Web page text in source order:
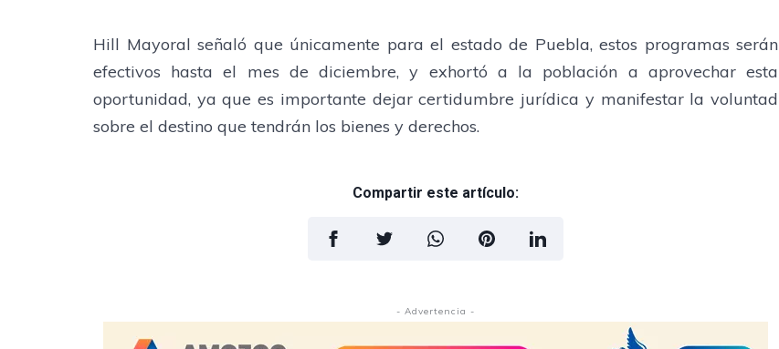
Hill Mayoral señaló que únicamente para el estado de Puebla, estos programas serán
efectivos hasta el mes de diciembre, y exhortó a la población a aprovechar esta
oportunidad, ya que es importante dejar certidumbre jurídica y manifestar la voluntad
sobre el destino que tendrán los bienes y derechos.
Compartir este artículo:
- Advertencia -